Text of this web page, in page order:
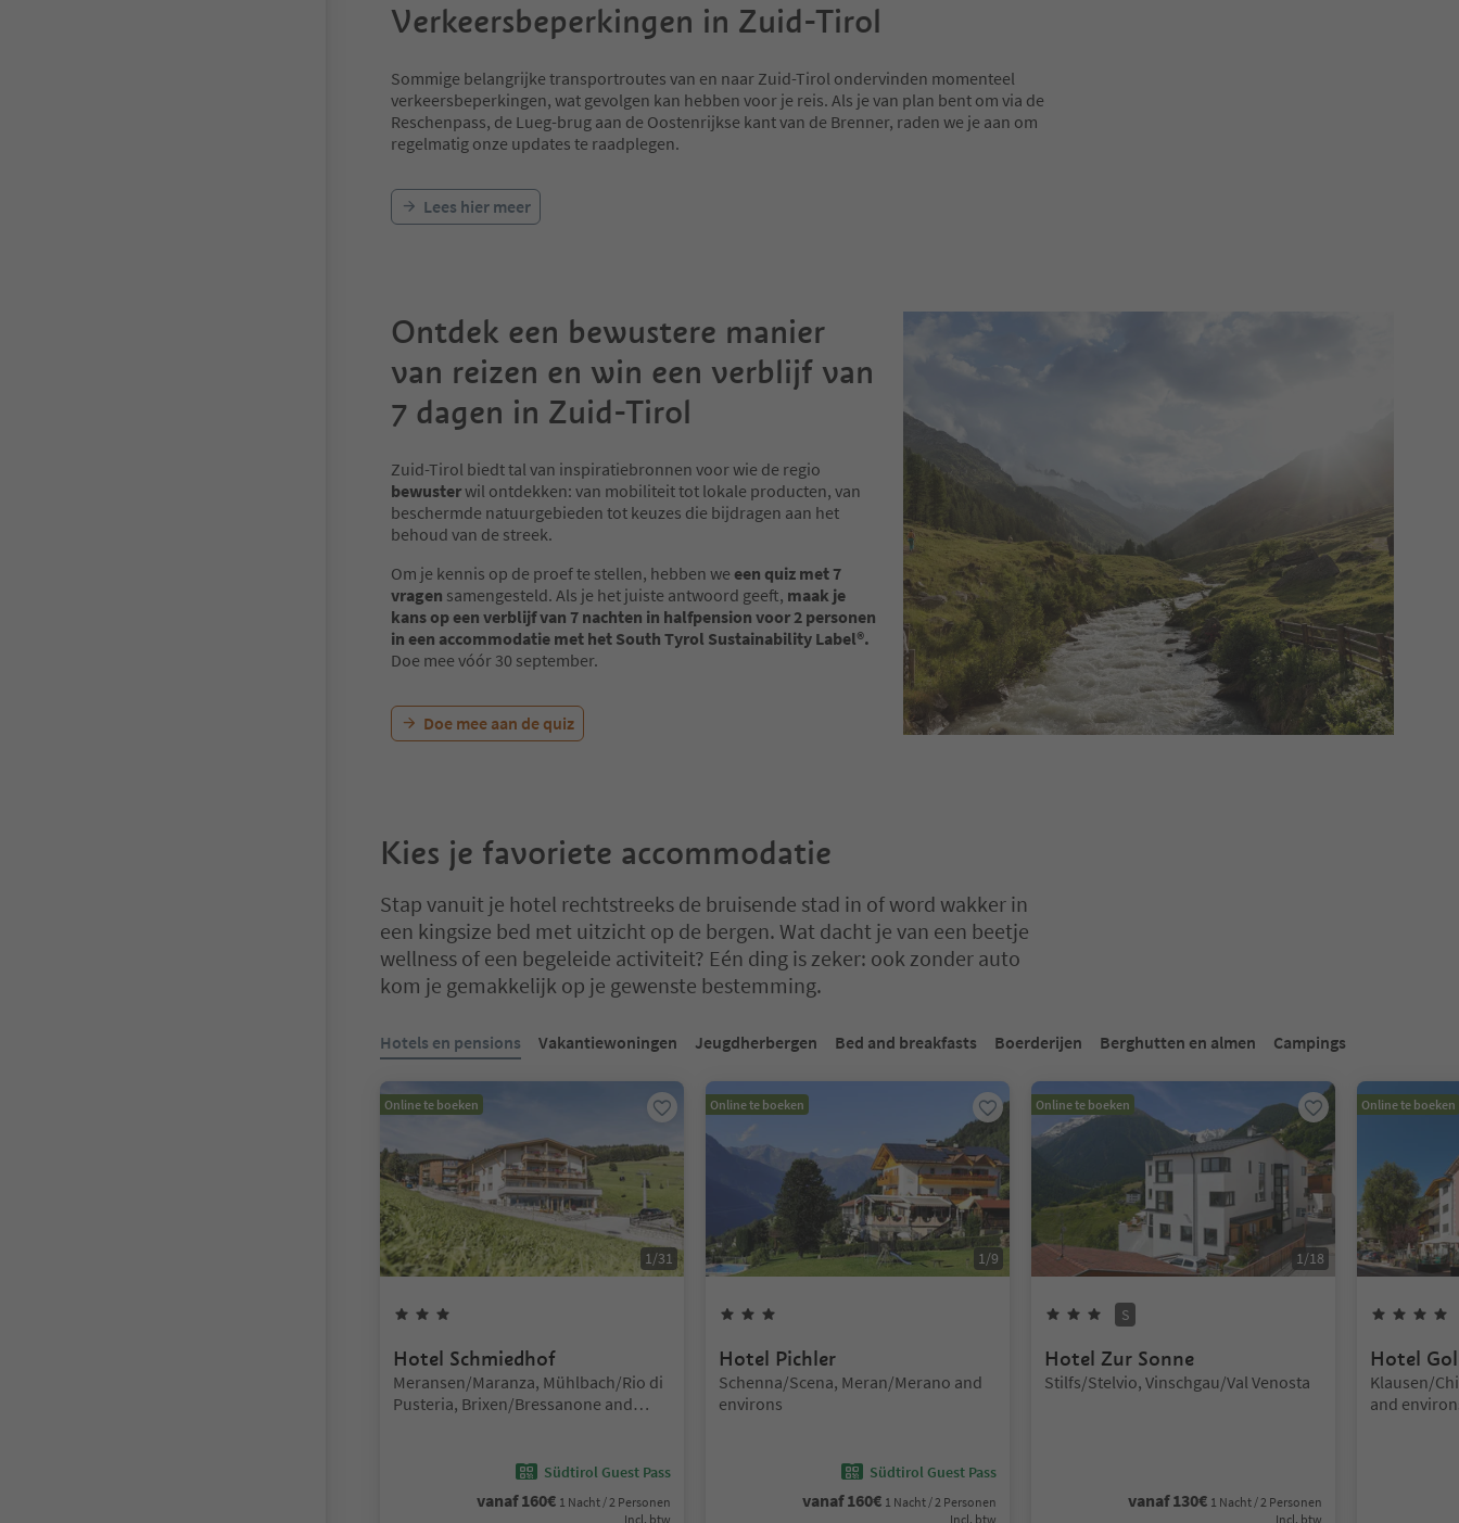
Verkeersbeperkingen in Zuid-Tirol
Sommige belangrijke transportroutes van en naar Zuid-Tirol ondervinden momenteel
verkeersbeperkingen, wat gevolgen kan hebben voor je reis. Als je van plan bent om via de
Reschenpass, de Lueg-brug aan de Oostenrijkse kant van de Brenner, raden we je aan om
regelmatig onze updates te raadplegen.
Lees hier meer
Ontdek een bewustere manier
van reizen en win een verblijf van
7 dagen in Zuid-Tirol
Zuid-Tirol biedt tal van inspiratiebronnen voor wie de regio
bewusterwil ontdekken: van mobiliteit tot lokale producten, van
beschermde natuurgebieden tot keuzes die bijdragen aan het
behoud van de streek.
Om je kennis op de proef te stellen, hebben we een quiz met 7
vragen samengesteld. Als je het juiste antwoord geeft, maak je
kans op een verblijf van 7 nachten in halfpension voor 2 personen
in een accommodatie met het South Tyrol Sustainability Label®.
Doe mee vóór 30 september.
Doe mee aan de quiz
Kies je favoriete accommodatie
Stap vanuit je hotel rechtstreeks de bruisende stad in of word wakker in
een kingsize bed met uitzicht op de bergen. Wat dacht je van een beetje
wellness of een begeleide activiteit? Eén ding is zeker: ook zonder auto
kom je gemakkelijk op je gewenste bestemming.
Hotels en pensions Vakantiewoningen Jeugdherbergen Bed and breakfasts Boerderijen Berghutten en almen Campings
Online te boeken
1/31
Hotel Schmiedhof
Locatie:
Meransen/Maranza, Mühlbach/Rio di
Pusteria, Brixen/Bressanone and
Südtirol Guest Pass
vanaf160€ 1 Nacht / 2 Personen
Incl. btw
Online te boeken
1/9
Hotel Pichler
Locatie:
Schenna/Scena, Meran/Merano and
environs
Südtirol Guest Pass
vanaf160€ 1 Nacht / 2 Personen
Incl. btw
Online te boeken
1/18
Sterren
S
Hotel Zur Sonne
Locatie:
Stilfs/Stelvio, Vinschgau/Val Venosta
vanaf130€ 1 Nacht / 2 Personen
Incl. btw
Online te boeken
Hotel
Locatie:
Klausen/
and